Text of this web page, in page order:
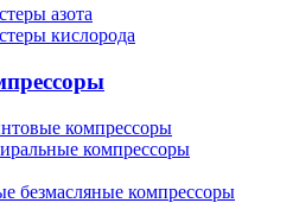
азота
кислорода
компрессоры
компрессоры
безмасляные компрессоры